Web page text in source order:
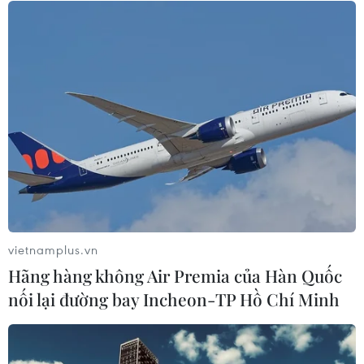
1.500 tỷ đồng/tháng
liên quan đường dây cá độ bóng đá
Cảnh báo lừa đảo mùa tựu trường:
Cẩn trọng với thủ đoạn giả danh, đặt
cọc
04/08/2026 14:55
Khởi tố vụ buôn bán hàng giả mạo
nhãn hiệu nổi tiếng tại Đắk Lắk
04/08/2026 14:34
vietnamplus.vn
Hãng hàng không Air Premia của Hàn Quốc
nối lại đường bay Incheon-TP Hồ Chí Minh